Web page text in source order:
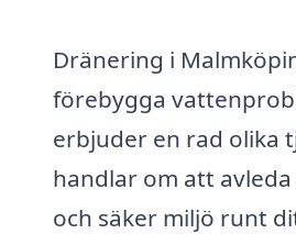
Dränering i
förebygga
erbjuder en rad olika
handlar om att
och säker miljö runt